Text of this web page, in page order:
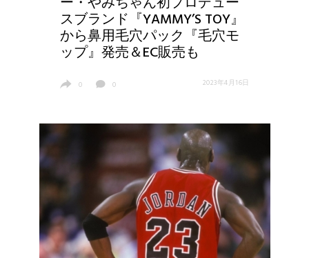
スブランド『YAMMY’S TOY』
から鼻用毛穴パック『毛穴モ
ップ』発売＆EC販売も
0 0 2023年4月16日